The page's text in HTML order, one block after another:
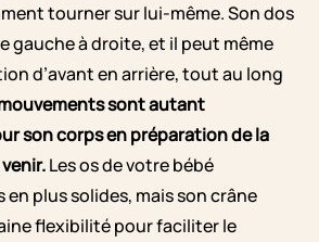
tourner sur lui-même. Son dos
gauche à droite, et il peut même
d’avant en arrière, tout au long
sont autant
son corps en préparation de la
Les os de votre bébé
plus solides, mais son crâne
flexibilité pour faciliter le